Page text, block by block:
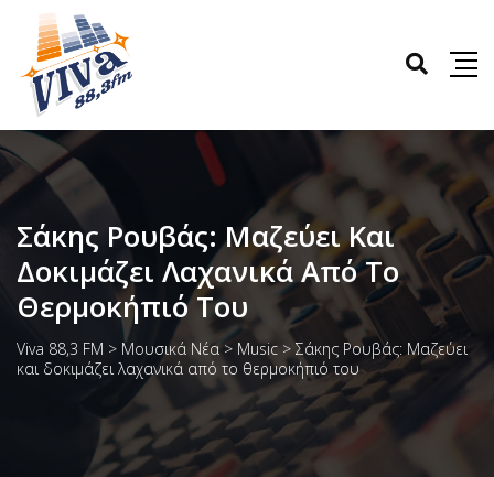
Σάκης Ρουβάς: Μαζεύει Και
Δοκιμάζει Λαχανικά Από Το
Θερμοκήπιό Του
Viva 88,3 FM > Μουσικά Νέα > Music > Σάκης Ρουβάς: Μαζεύει
και δοκιμάζει λαχανικά από το θερμοκήπιό του